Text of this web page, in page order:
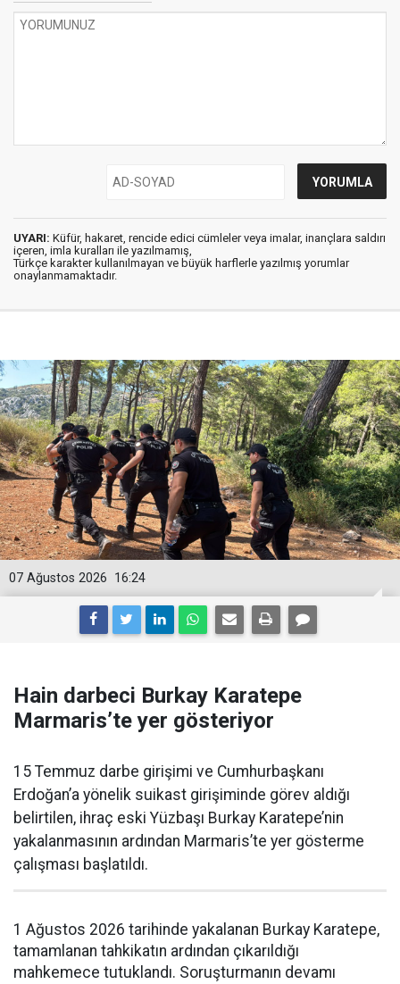
UYARI: Küfür, hakaret, rencide edici cümleler veya imalar, inançlara saldırı
içeren, imla kuralları ile yazılmamış,
Türkçe karakter kullanılmayan ve büyük harflerle yazılmış yorumlar
onaylanmamaktadır.
16:24
07 Ağustos 2026
Hain darbeci Burkay Karatepe
Marmaris’te yer gösteriyor
15 Temmuz darbe girişimi ve Cumhurbaşkanı
Erdoğan’a yönelik suikast girişiminde görev aldığı
belirtilen, ihraç eski Yüzbaşı Burkay Karatepe’nin
yakalanmasının ardından Marmaris’te yer gösterme
çalışması başlatıldı.
1 Ağustos 2026 tarihinde yakalanan Burkay Karatepe,
tamamlanan tahkikatın ardından çıkarıldığı
mahkemece tutuklandı. Soruşturmanın devamı